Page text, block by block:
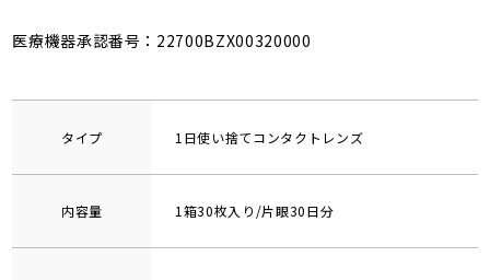
医療機器承認番号：22700BZX00320000
タイプ 1日使い捨てコンタクトレンズ
内容量 1箱30枚入り/片眼30日分